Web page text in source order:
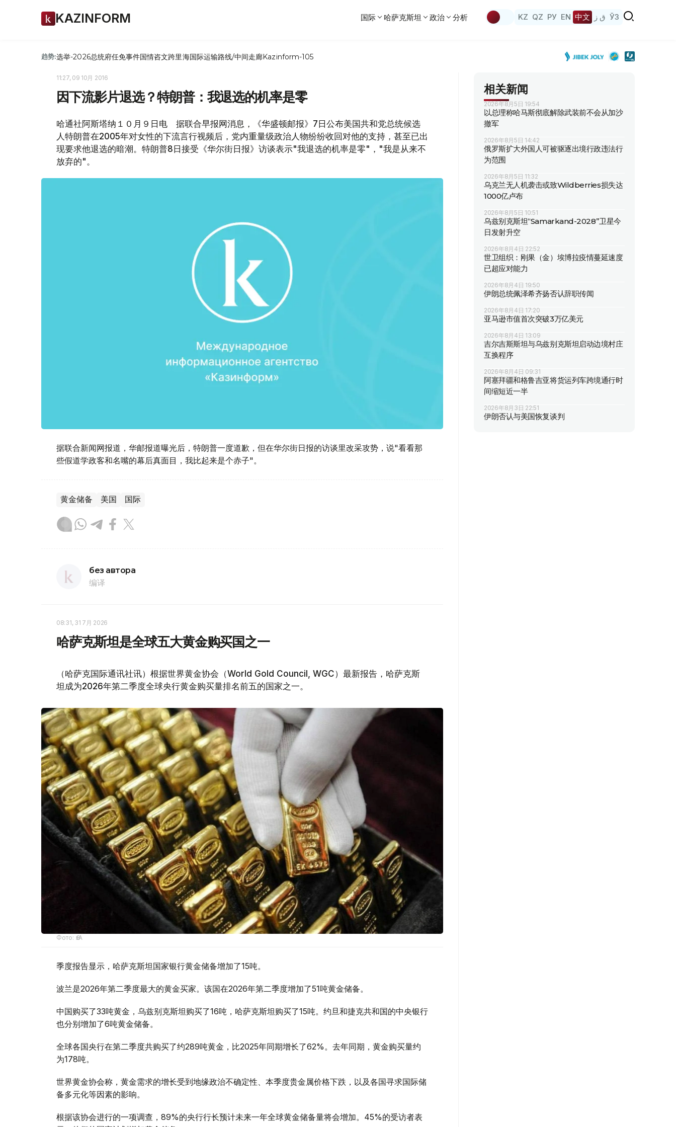
KAZINFORM 国际 哈萨克斯坦 政治 分析 KZ QZ РУ EN 中文 ق ز ЎЗ
趋势:选举-2026总统府任免事件国情咨文跨里海国际运输路线/中间走廊Kazinform-105
11:27, 09 10月 2016
因下流影片退选？特朗普：我退选的机率是零
哈通社阿斯塔纳１０月９日电 据联合早报网消息，《华盛顿邮报》7日公布美国共和党总统候选
人特朗普在2005年对女性的下流言行视频后，党内重量级政治人物纷纷收回对他的支持，甚至已出
现要求他退选的暗潮。特朗普8日接受《华尔街日报》访谈表示"我退选的机率是零"，"我是从来不
放弃的"。
据联合新闻网报道，华邮报道曝光后，特朗普一度道歉，但在华尔街日报的访谈里改采攻势，说"看看那
些假道学政客和名嘴的幕后真面目，我比起来是个赤子"。
黄金储备 美国 国际
без автора
编译
08:31, 31 7月 2026
哈萨克斯坦是全球五大黄金购买国之一
（哈萨克国际通讯社讯）根据世界黄金协会（World Gold Council, WGC）最新报告，哈萨克斯
坦成为2026年第二季度全球央行黄金购买量排名前五的国家之一。
Фото: ӨзА
季度报告显示，哈萨克斯坦国家银行黄金储备增加了15吨。
波兰是2026年第二季度最大的黄金买家。该国在2026年第二季度增加了51吨黄金储备。
中国购买了33吨黄金，乌兹别克斯坦购买了16吨，哈萨克斯坦购买了15吨。约旦和捷克共和国的中央银行
也分别增加了6吨黄金储备。
全球各国央行在第二季度共购买了约289吨黄金，比2025年同期增长了62%。去年同期，黄金购买量约
为178吨。
世界黄金协会称，黄金需求的增长受到地缘政治不确定性、本季度贵金属价格下跌，以及各国寻求国际储
备多元化等因素的影响。
根据该协会进行的一项调查，89%的央行行长预计未来一年全球黄金储备量将会增加。45%的受访者表
相关新闻
2026年8月5日 19:54
以总理称哈马斯彻底解除武装前不会从加沙
撤军
2026年8月5日 14:42
俄罗斯扩大外国人可被驱逐出境行政违法行
为范围
2026年8月5日 11:32
乌克兰无人机袭击或致Wildberries损失达
1000亿卢布
2026年8月5日 10:51
乌兹别克斯坦“Samarkand-2028”卫星今
日发射升空
2026年8月4日 22:52
世卫组织：刚果（金）埃博拉疫情蔓延速度
已超应对能力
2026年8月4日 19:50
伊朗总统佩泽希齐扬否认辞职传闻
2026年8月4日 17:20
亚马逊市值首次突破3万亿美元
2026年8月4日 13:09
吉尔吉斯斯坦与乌兹别克斯坦启动边境村庄
互换程序
2026年8月4日 09:31
阿塞拜疆和格鲁吉亚将货运列车跨境通行时
间缩短近一半
2026年8月3日 22:51
伊朗否认与美国恢复谈判